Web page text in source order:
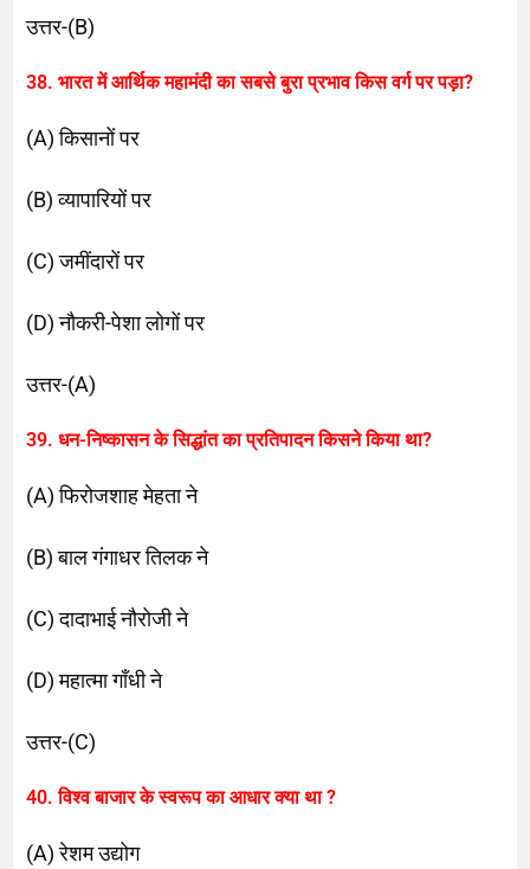
उत्तर-(B)
38. भारत में आर्थिक महामंदी का सबसे बुरा प्रभाव किस वर्ग पर पड़ा?
(A) किसानों पर
(B) व्यापारियों पर
(C) जमींदारों पर
(D) नौकरी-पेशा लोगों पर
उत्तर-(A)
39. धन-निष्कासन के सिद्धांत का प्रतिपादन किसने किया था?
(A) फिरोजशाह मेहता ने
(B) बाल गंगाधर तिलक ने
(C) दादाभाई नौरोजी ने
(D) महात्मा गाँधी ने
उत्तर-(C)
40. विश्व बाजार के स्वरूप का आधार क्या था ?
(A) रेशम उद्योग